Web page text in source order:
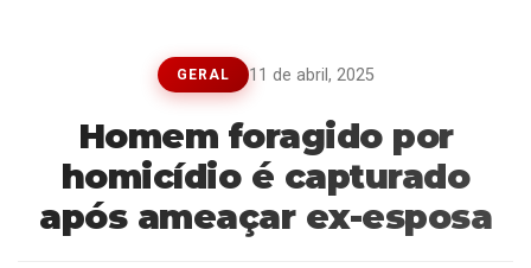
GERAL 11 de abril, 2025
Homem foragido por
homicídio é capturado
após ameaçar ex-esposa